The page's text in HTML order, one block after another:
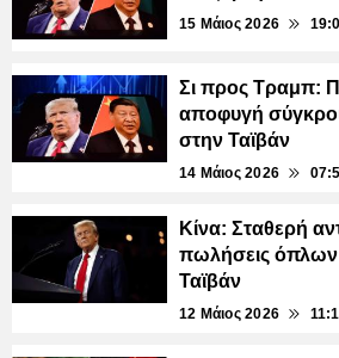
15 Μάιος 2026
Σι προς Τραμπ:
αποφυγή
στην Ταϊβάν
14 Μάιος 2026
Κίνα: Σταθερή
πωλήσεις
Ταϊβάν
12 Μάιος 2026